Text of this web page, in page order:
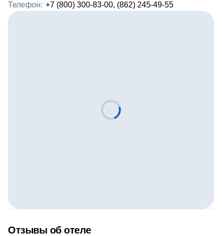
Телефон: +7 (800) 300-83-00, (862) 245-49-55
Отзывы об отеле